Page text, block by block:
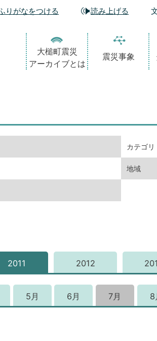
りがなをつける 読み上げる
大槌町震災
アーカイブとは
震災事象
カテゴリ
地域
2011 2012
5月 6月 7月 8